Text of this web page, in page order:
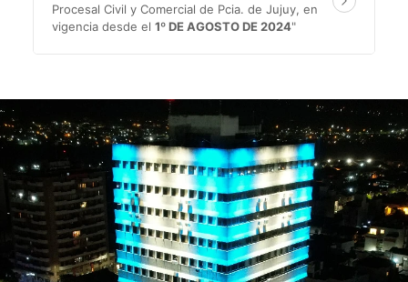
Procesal Civil y Comercial de Pcia. de Jujuy, en
vigencia desde el 1º DE AGOSTO DE 2024"